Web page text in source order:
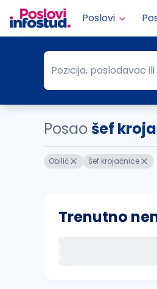
Poslovi
Pozicija, poslodavac ili
Pozicija, poslodavac
Posao šef
Obilić Šef krojačnice
Trenutno